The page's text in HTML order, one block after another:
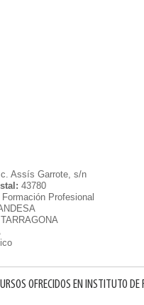
c. Assís Garrote, s/n
43780
Formación Profesional
TARRAGONA
OFRECIDOS EN INSTITUTO